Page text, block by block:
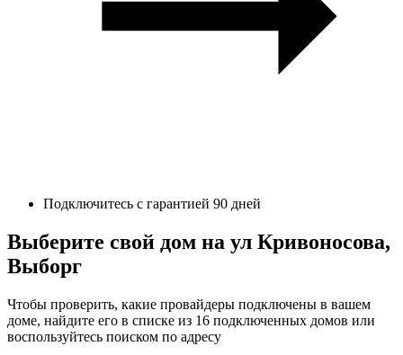
Подключитесь с гарантией 90 дней
Выберите свой дом на ул Кривоносова,
Выборг
Чтобы проверить, какие провайдеры подключены в вашем
доме, найдите его в списке из 16 подключенных домов или
воспользуйтесь поиском по адресу